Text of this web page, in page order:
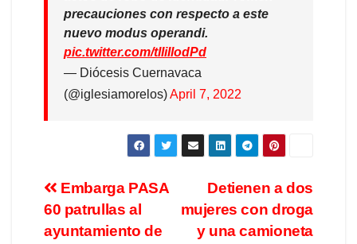
precauciones con respecto a este
nuevo modus operandi.
pic.twitter.com/tlIiIlodPd
— Diócesis Cuernavaca
(@iglesiamorelos)April 7, 2022
Detienen a dos
mujeres con droga
y una camioneta
Embarga PASA
60 patrullas al
ayuntamiento de